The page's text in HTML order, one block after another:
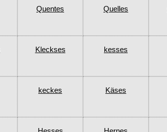
Quentes Quelles
Kleckses kesses
keckes Käses